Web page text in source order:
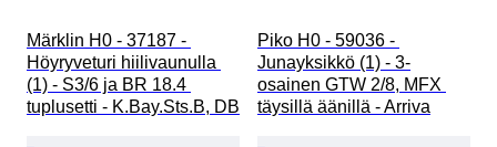
Märklin H0 - 37187 -
Höyryveturi hiilivaunulla
(1) - S3/6 ja BR 18.4
tuplusetti - K.Bay.Sts.B, DB
Piko H0 - 59036 -
Junayksikkö (1) - 3-
osainen GTW 2/8, MFX
täysillä äänillä - Arriva